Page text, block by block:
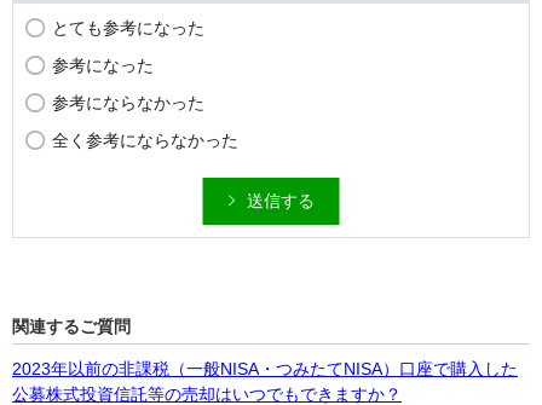
とても参考になった
参考になった
参考にならなかった
全く参考にならなかった
送信する
関連するご質問
2023年以前の非課税（一般NISA・つみたてNISA）口座で購入した
公募株式投資信託等の売却はいつでもできますか？